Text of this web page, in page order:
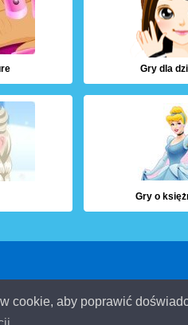
cookie, aby poprawić
Gry dla
Gry o